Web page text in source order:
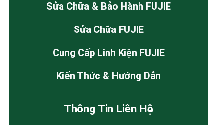
Sửa Chữa & Bảo Hành FUJIE
Sửa Chữa FUJIE
Cung Cấp Linh Kiện FUJIE
Kiến Thức & Hướng Dẫn
Thông Tin Liên Hệ